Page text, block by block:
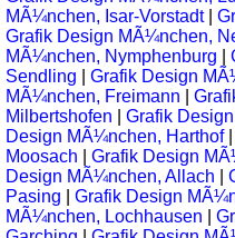
MÃ¼nchen, Isar-Vorstadt
Grafik Design MÃ¼nchen,
MÃ¼nchen, Nymphenburg
Sendling
Grafik Design
MÃ¼nchen, Freimann
Milbertshofen
Grafik
Design MÃ¼nchen, Harthof
Moosach
Grafik Design
Design MÃ¼nchen, Allach
Pasing
Grafik Design
MÃ¼nchen, Lochhausen